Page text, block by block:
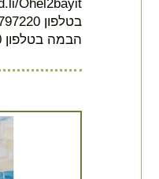
הבמה בטלפון 04-6271420...